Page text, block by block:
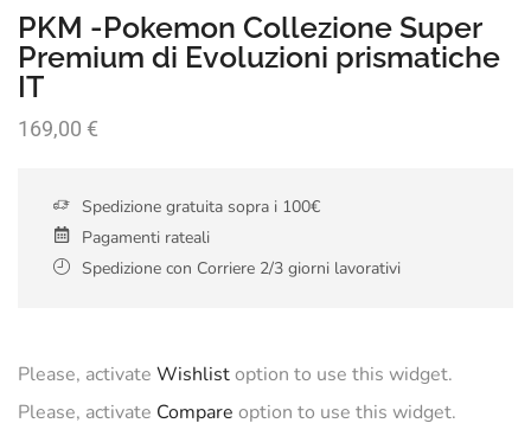
PKM -Pokemon Collezione Super
Premium di Evoluzioni prismatiche
IT
169,00 €
Spedizione gratuita sopra i 100€
Pagamenti rateali
Spedizione con Corriere 2/3 giorni lavorativi
Please, activate Wishlistoption to use this widget.
Please, activate Compare option to use this widget.